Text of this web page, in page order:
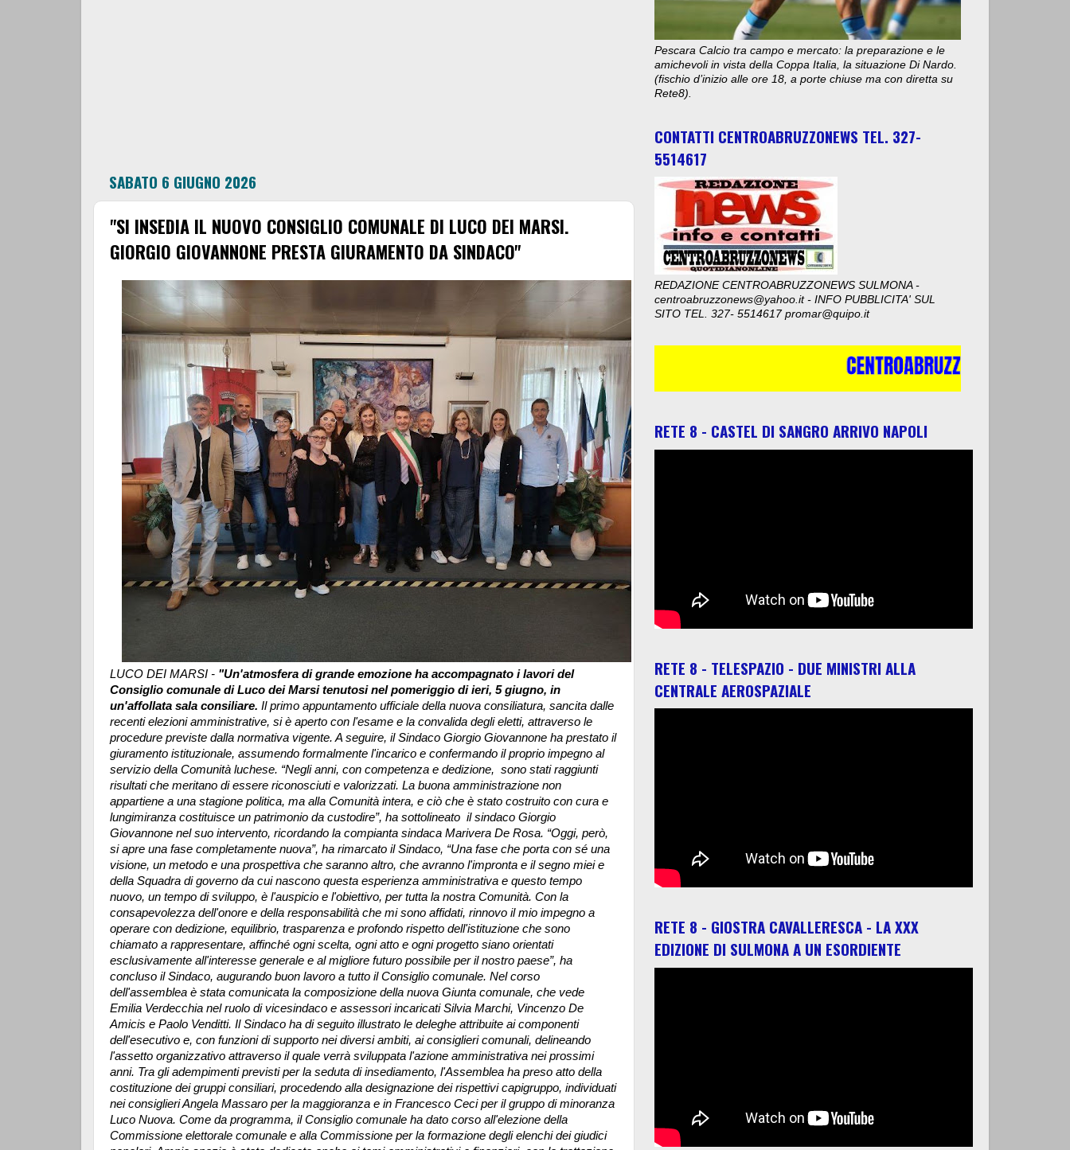
SABATO 6 GIUGNO 2026
"SI INSEDIA IL NUOVO CONSIGLIO COMUNALE DI LUCO DEI MARSI.
GIORGIO GIOVANNONE PRESTA GIURAMENTO DA SINDACO"
LUCO DEI MARSI - "Un'atmosfera di grande emozione ha accompagnato i lavori del
Consiglio comunale di Luco dei Marsi tenutosi nel pomeriggio di ieri, 5 giugno, in
un'affollata sala consiliare. Il primo appuntamento ufficiale della nuova consiliatura, sancita dalle
recenti elezioni amministrative, si è aperto con l'esame e la convalida degli eletti, attraverso le
procedure previste dalla normativa vigente. A seguire, il Sindaco Giorgio Giovannone ha prestato il
giuramento istituzionale, assumendo formalmente l'incarico e confermando il proprio impegno al
servizio della Comunità luchese. “Negli anni, con competenza e dedizione, sono stati raggiunti
risultati che meritano di essere riconosciuti e valorizzati. La buona amministrazione non
appartiene a una stagione politica, ma alla Comunità intera, e ciò che è stato costruito con cura e
lungimiranza costituisce un patrimonio da custodire”, ha sottolineato il sindaco Giorgio
Giovannone nel suo intervento, ricordando la compianta sindaca Marivera De Rosa. “Oggi, però,
si apre una fase completamente nuova”, ha rimarcato il Sindaco, “Una fase che porta con sé una
visione, un metodo e una prospettiva che saranno altro, che avranno l'impronta e il segno miei e
della Squadra di governo da cui nascono questa esperienza amministrativa e questo tempo
nuovo, un tempo di sviluppo, è l'auspicio e l'obiettivo, per tutta la nostra Comunità. Con la
consapevolezza dell'onore e della responsabilità che mi sono affidati, rinnovo il mio impegno a
operare con dedizione, equilibrio, trasparenza e profondo rispetto dell'istituzione che sono
chiamato a rappresentare, affinché ogni scelta, ogni atto e ogni progetto siano orientati
esclusivamente all'interesse generale e al migliore futuro possibile per il nostro paese”, ha
concluso il Sindaco, augurando buon lavoro a tutto il Consiglio comunale. Nel corso
dell'assemblea è stata comunicata la composizione della nuova Giunta comunale, che vede
Emilia Verdecchia nel ruolo di vicesindaco e assessori incaricati Silvia Marchi, Vincenzo De
Amicis e Paolo Venditti. Il Sindaco ha di seguito illustrato le deleghe attribuite ai componenti
dell'esecutivo e, con funzioni di supporto nei diversi ambiti, ai consiglieri comunali, delineando
l'assetto organizzativo attraverso il quale verrà sviluppata l'azione amministrativa nei prossimi
anni. Tra gli adempimenti previsti per la seduta di insediamento, l'Assemblea ha preso atto della
costituzione dei gruppi consiliari, procedendo alla designazione dei rispettivi capigruppo, individuati
nei consiglieri Angela Massaro per la maggioranza e in Francesco Ceci per il gruppo di minoranza
Luco Nuova. Come da programma, il Consiglio comunale ha dato corso all'elezione della
Commissione elettorale comunale e alla Commissione per la formazione degli elenchi dei giudici
Pescara Calcio tra campo e mercato: la preparazione e le
amichevoli in vista della Coppa Italia, la situazione Di Nardo.
(fischio d’inizio alle ore 18, a porte chiuse ma con diretta su
Rete8).
CONTATTI CENTROABRUZZONEWS TEL. 327-
5514617
REDAZIONE CENTROABRUZZONEWS SULMONA -
centroabruzzonews@yahoo.it - INFO PUBBLICITA' SUL
SITO TEL. 327- 5514617 promar@quipo.it
RETE 8 - CASTEL DI SANGRO ARRIVO NAPOLI
RETE 8 - TELESPAZIO - DUE MINISTRI ALLA
CENTRALE AEROSPAZIALE
RETE 8 - GIOSTRA CAVALLERESCA - LA XXX
EDIZIONE DI SULMONA A UN ESORDIENTE